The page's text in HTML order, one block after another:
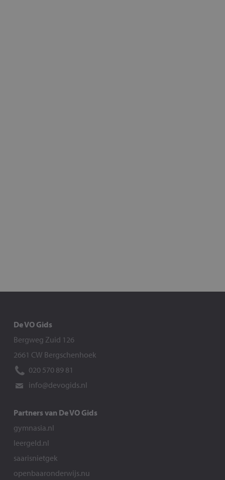
De VO Gids
Bergweg Zuid 126
2661 CW Bergschenhoek
020 570 89 81
info@devogids.nl
Partners van De VO Gids
gymnasia.nl
leergeld.nl
saarisnietgek
openbaaronderwijs.nu